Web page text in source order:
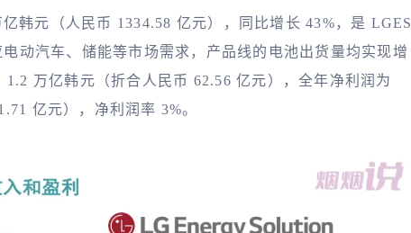
韩元（人民币 1334.58 亿元），同比增长 43%，是 LGES
动汽车、储能等市场需求，产品线的电池出货量均实现增
1.2 万亿韩元（折合人民币 62.56 亿元），全年净利润为
亿元），净利润率 3%。